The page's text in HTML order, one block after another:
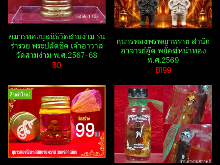
กุมารทองมูลนิธิ​วัดสามง่าม รุ่น
ร่ำรวย พระปลัดชิด เจ้าอาวาส
วัดสามง่าม พ.ศ.2567-68
฿0
กุมารทองพรพญาพราย สำนัก​
อาจารย์​อู๊ด​ พยัคฆ์​หน้า​ทอง​
พ.ศ.2569
฿199
สินค้าใหม่